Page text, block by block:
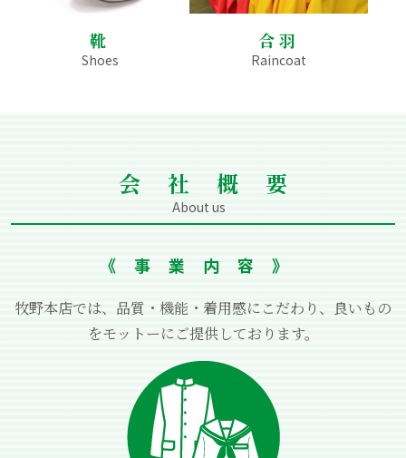
靴
Shoes
合羽
Raincoat
会社概要
About us
《事業内容》
牧野本店では、品質・機能・着⽤感にこだわり、良いもの
をモットーにご提供しております。